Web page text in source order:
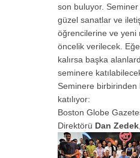
son buluyor.
güzel sanatlar ve
öğrencilerine ve yeni
öncelik verilecek.
kalırsa başka
seminere
Seminere birbirinden
katılıyor:
Boston Globe
Direktörü Dan Zedek